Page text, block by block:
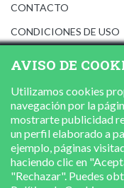
CONTACTO
CONDICIONES DE USO
POLÍTICA DE COOKIES
AVISO DE
Utilizamos cookies
navegación por la
mostrarte publicidad
un perfil elaborado a
ejemplo, páginas
haciendo clic en
"Rechazar". Puedes